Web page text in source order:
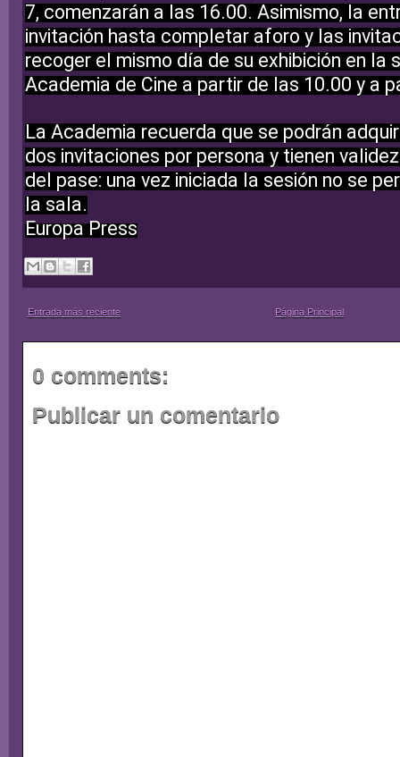
7, comenzarán a las 16.00. Asimismo, la
invitación hasta completar aforo y las
recoger el mismo día de su exhibición en la
Academia de Cine a partir de las 10.00 y a
La Academia recuerda que se podrán
dos invitaciones por persona y tienen
del pase: una vez iniciada la sesión no se
la sala.
Europa Press
Entrada más reciente Página Principal
0 comments:
Publicar un comentario